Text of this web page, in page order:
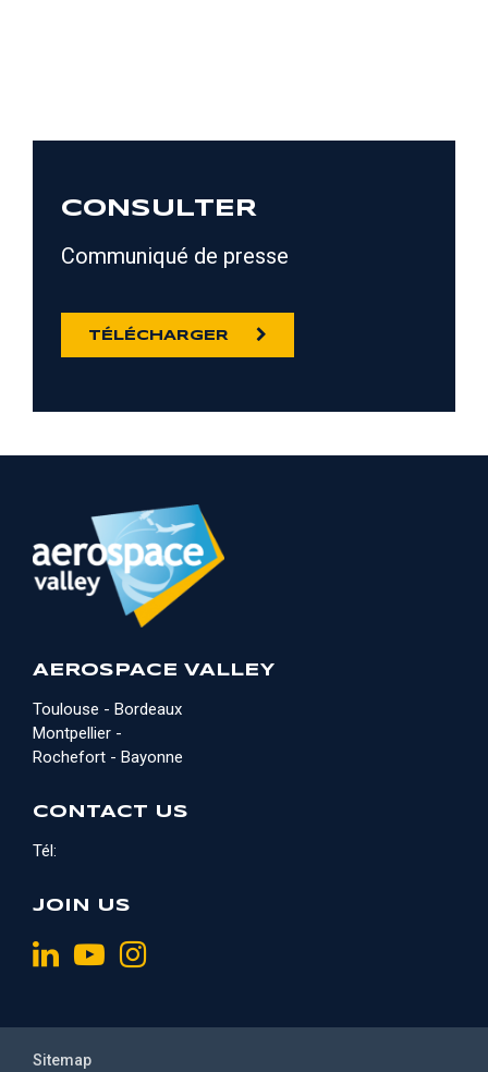
CONSULTER
Communiqué de presse
TÉLÉCHARGER
AEROSPACE VALLEY
Toulouse - Bordeaux
Montpellier -
Rochefort - Bayonne
CONTACT US
Tél:
JOIN US
Sitemap